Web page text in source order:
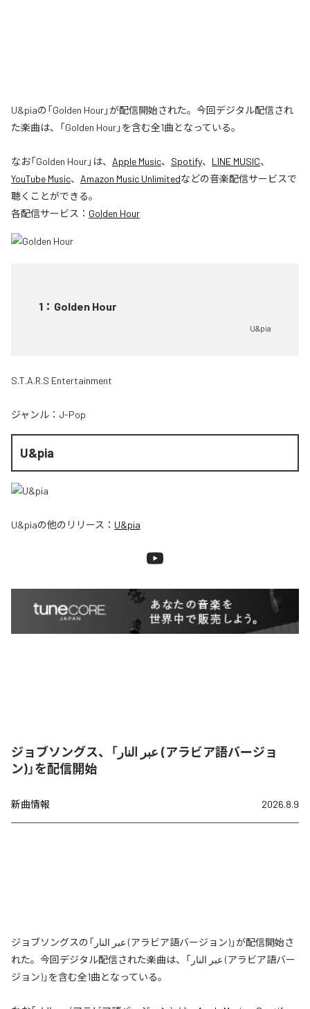
U&piaの「Golden Hour」が配信開始された。今回デジタル配信され
た楽曲は、「Golden Hour」を含む全1曲となっている。
なお「Golden Hour」は、 Apple Music、 Spotify、 LINE MUSIC、
YouTube Music、 Amazon Music Unlimitedなどの音楽配信サービスで
聴くことができる。
各配信サービス： Golden Hour
1 ： Golden Hour
U&pia
S.T.A.R.S Entertainment
ジャンル： J-Pop
U&pia
U&piaの他のリリース： U&pia
ジョブソングス、「عبر النار (アラビア語バージョ
ン)」を配信開始
新曲情報 2026.8.9
ジョブソングスの「عبر النار (アラビア語バージョン)」が配信開始さ
れた。今回デジタル配信された楽曲は、「عبر النار (アラビア語バー
ジョン)」を含む全1曲となっている。